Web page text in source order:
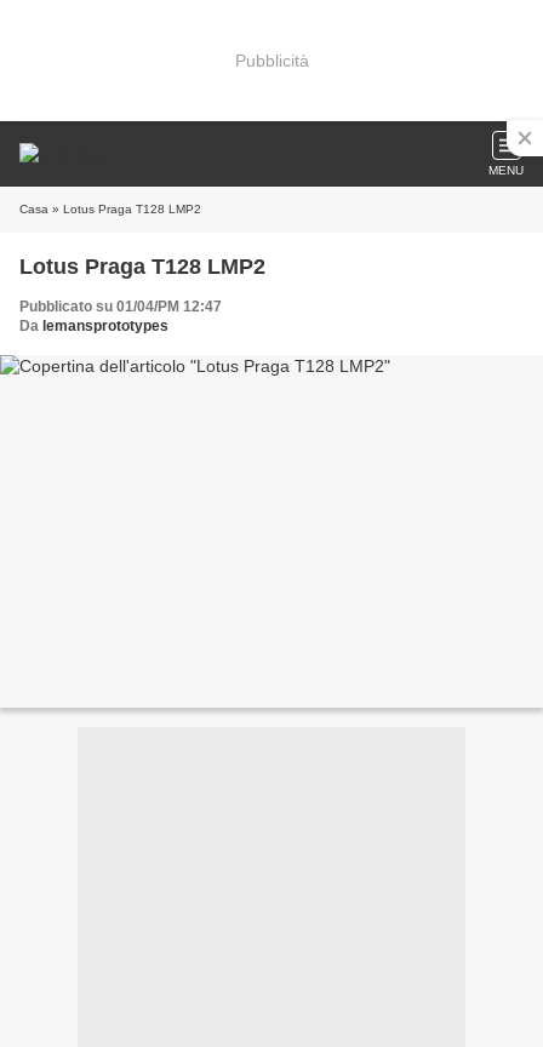
Pubblicità
MENU
Casa » Lotus Praga T128 LMP2
Lotus Praga T128 LMP2
Pubblicato su 01/04/PM 12:47
Da lemansprototypes